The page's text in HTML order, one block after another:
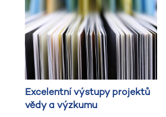
Excelentní výstupy projektů
vědy a výzkumu